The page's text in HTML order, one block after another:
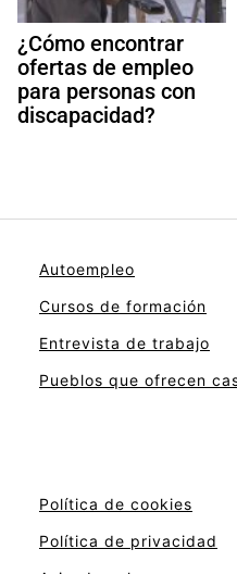
¿Cómo encontrar
ofertas de empleo
para personas con
discapacidad?
Autoempleo
Cursos de formación
Entrevista de trabajo
Pueblos que ofrecen
Política de cookies
Política de privacidad